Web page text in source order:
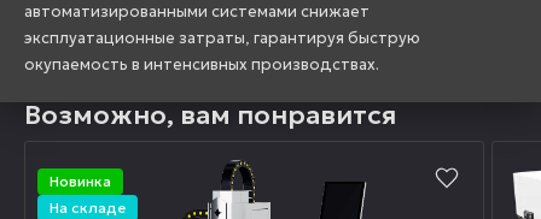
автоматизированными системами снижает
эксплуатационные затраты, гарантируя быструю
окупаемость в интенсивных производствах.
Возможно, вам понравится
Новинка
На складе